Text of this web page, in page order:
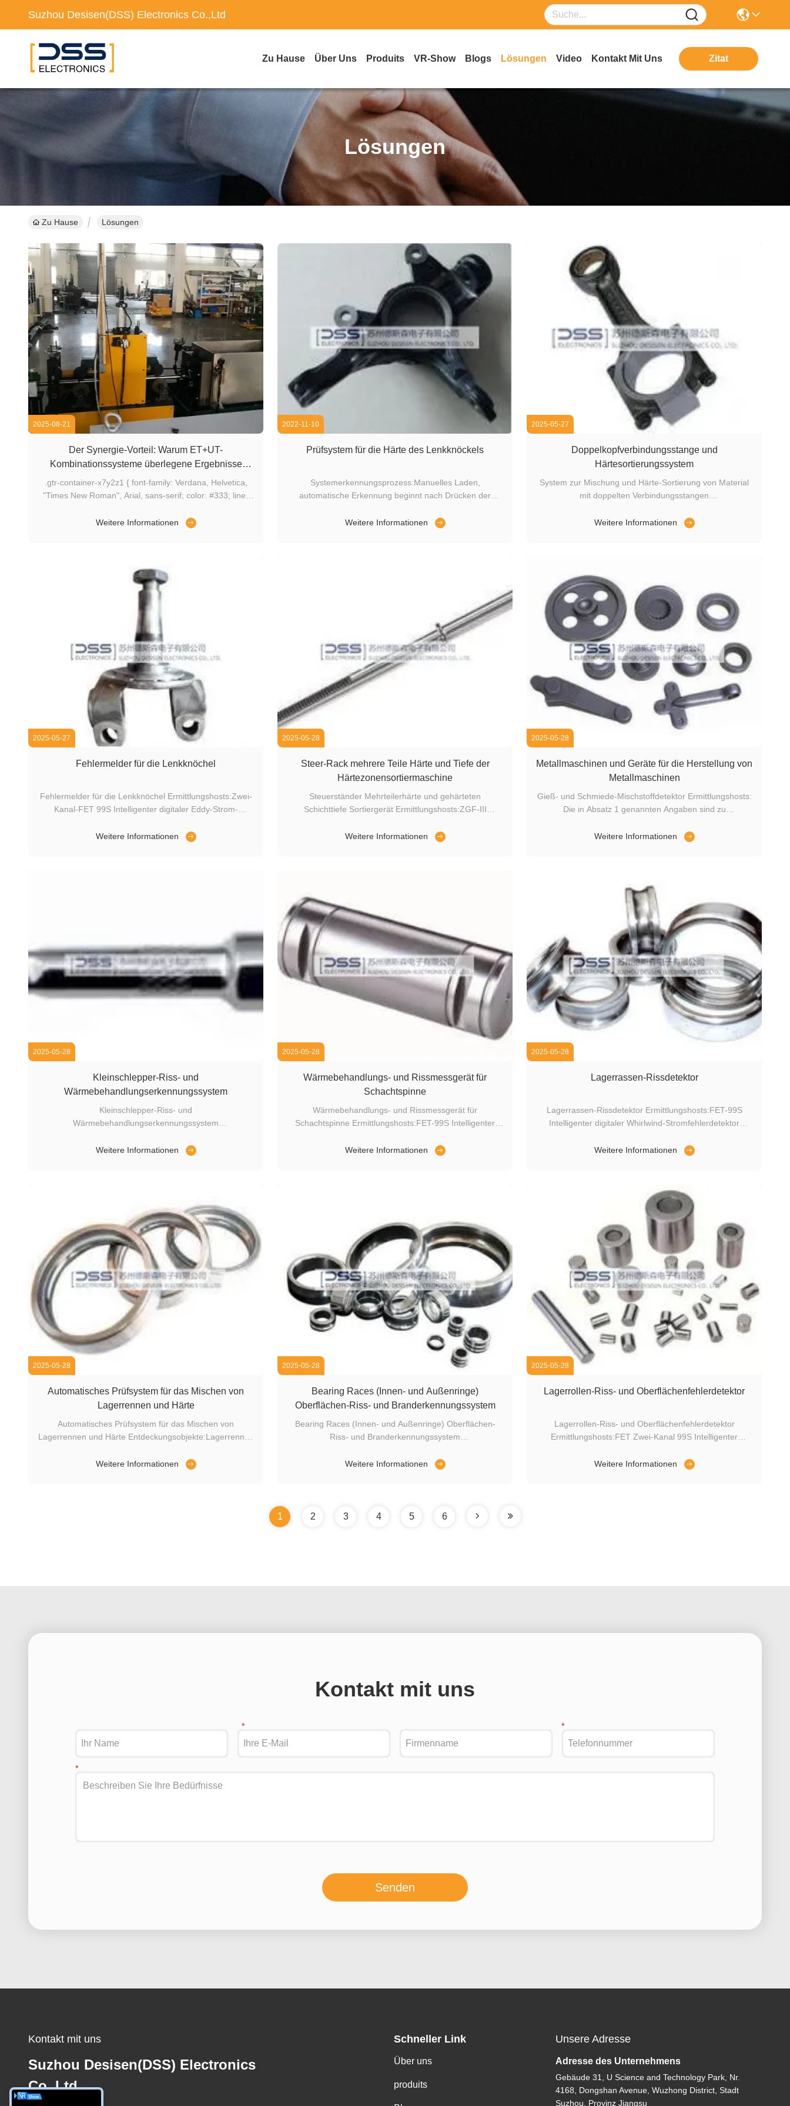
Suzhou Desisen(DSS) Electronics Co.,Ltd
Zu Hause Über Uns Produits VR-Show Blogs Lösungen Video Kontakt Mit Uns Zitat
Lösungen
Zu Hause Lösungen
2025-08-21
Der Synergie-Vorteil: Warum ET+UT-
Kombinationssysteme überlegene Ergebnisse
liefern
.gtr-container-x7y2z1 { font-family: Verdana, Helvetica,
"Times New Roman", Arial, sans-serif; color: #333; line-
auto; box-sizing: border-box; } .gtr-container-x7y2z1 p {
Weitere Informationen
2022-11-10
Prüfsystem für die Härte des Lenkknöckels
Systemerkennungsprozess:Manuelles Laden,
automatische Erkennung beginnt nach Drücken der
Wirbelstromfehlerdetektor.
Weitere Informationen
2025-05-27
Doppelkopfverbindungsstange und
Härtesortierungssystem
System zur Mischung und Härte-Sortierung von Material
mit doppelten Verbindungsstangen
Ermittlungshosts:FET-99SIntelligenter digitaler Eddy-
Weitere Informationen
2025-05-27
Fehlermelder für die Lenkknöchel
Fehlermelder für die Lenkknöchel Ermittlungshosts:Zwei-
Kanal-FET 99S Intelligenter digitaler Eddy-Strom-
Sonde wird verwendet, um gleichzeitig mehrere
Weitere Informationen
2025-05-28
Steer-Rack mehrere Teile Härte und Tiefe der
Härtezonensortiermaschine
Steuerständer Mehrteilerhärte und gehärteten
Schichttiefe Sortiergerät Ermittlungshosts:ZGF-III
Objekten:Härte mehrerer Teile des Lenkschranks, Tiefe
Weitere Informationen
2025-05-28
Metallmaschinen und Geräte für die Herstellung von
Metallmaschinen
Gieß- und Schmiede-Mischstoffdetektor Ermittlungshosts:
Die in Absatz 1 genannten Angaben sind zu
Entdeckungsobjekte:Große und schwere Werkstücke
Weitere Informationen
2025-05-28
Kleinschlepper-Riss- und
Wärmebehandlungserkennungssystem
Kleinschlepper-Riss- und
Wärmebehandlungserkennungssystem
Stromfehlerdetektor Spezifikationen der Hülle: Material:
Weitere Informationen
2025-05-28
Wärmebehandlungs- und Rissmessgerät für
Schachtspinne
Wärmebehandlungs- und Rissmessgerät für
Schachtspinne Ermittlungshosts:FET-99S Intelligenter
Instrumenteigenschaften:Hochgeschwindigkeitsdetektion
Weitere Informationen
2025-05-28
Lagerrassen-Rissdetektor
Lagerrassen-Rissdetektor Ermittlungshosts:FET-99S
Intelligenter digitaler Whirlwind-Stromfehlerdetektor
mmSpezifikationen für die Kalibrierung von Rissen
Weitere Informationen
2025-05-28
Automatisches Prüfsystem für das Mischen von
Lagerrennen und Härte
Automatisches Prüfsystem für das Mischen von
Lagerrennen und Härte Entdeckungsobjekte:Lagerrennen
Intelligenter digitaler Whirlwind-
Weitere Informationen
2025-05-28
Bearing Races (Innen- und Außenringe)
Oberflächen-Riss- und Branderkennungssystem
Bearing Races (Innen- und Außenringe) Oberflächen-
Riss- und Branderkennungssystem
Verbrennungen an den inneren/äußeren Oberflächen
Weitere Informationen
2025-05-28
Lagerrollen-Riss- und Oberflächenfehlerdetektor
Lagerrollen-Riss- und Oberflächenfehlerdetektor
Ermittlungshosts:FET Zwei-Kanal 99S Intelligenter
Systemprozessbeschreibung:Eine einzige Sonde erkennt
Weitere Informationen
1 2 3 4 5 6
Kontakt mit uns
Senden
Kontakt mit uns
Suzhou Desisen(DSS) Electronics
Co.,Ltd
Schneller Link
Über uns
produits
Unsere Adresse
Adresse des Unternehmens
Gebäude 31, U Science and Technology Park, Nr.
4168, Dongshan Avenue, Wuzhong District, Stadt
Suzhou, Provinz Jiangsu